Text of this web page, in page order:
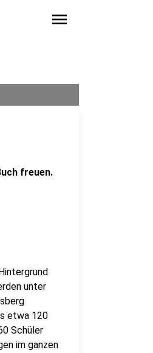
menu
freuen.
unter
etwa 120
Schüler
im ganzen